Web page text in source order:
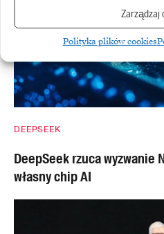
Zarządzaj
Polityka plików cookies
DEEPSEEK
DeepSeek rzuca wyzwanie
własny chip AI